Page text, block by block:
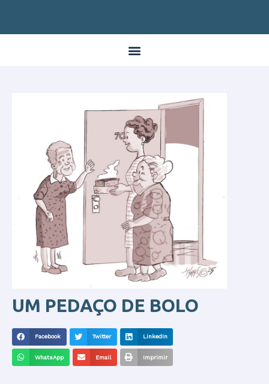
Menu
UM PEDAÇO DE BOLO
Facebook Twitter LinkedIn
WhatsApp Email Imprimir